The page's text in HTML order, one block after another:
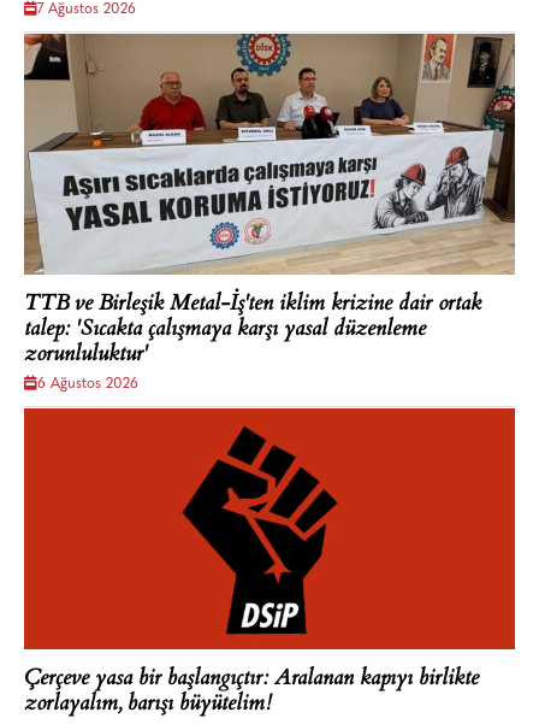
7 Ağustos 2026
TTB ve Birleşik Metal-İş'ten iklim krizine dair ortak
talep: 'Sıcakta çalışmaya karşı yasal düzenleme
zorunluluktur'
6 Ağustos 2026
Çerçeve yasa bir başlangıçtır: Aralanan kapıyı birlikte
zorlayalım, barışı büyütelim!